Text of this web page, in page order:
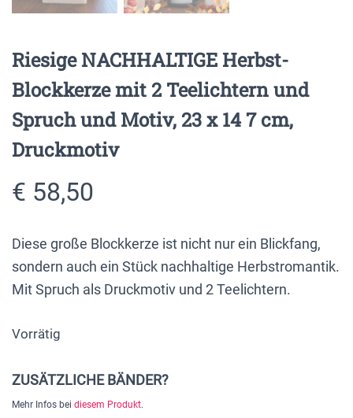
Riesige NACHHALTIGE Herbst-
Blockkerze mit 2 Teelichtern und
Spruch und Motiv, 23 x 14 7 cm,
Druckmotiv
€ 58,50
Diese große Blockkerze ist nicht nur ein Blickfang,
sondern auch ein Stück nachhaltige Herbstromantik.
Mit Spruch als Druckmotiv und 2 Teelichtern.
Vorrätig
ZUSÄTZLICHE BÄNDER?
Mehr Infos bei diesem Produkt.